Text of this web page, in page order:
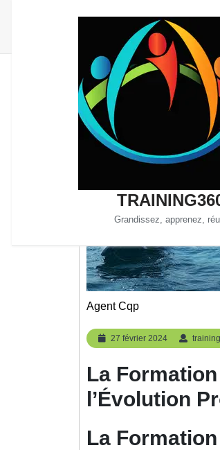
Grandissez, apprenez,
Agent Cqp
27 février 2024
27
février
La
l’Évolution
La